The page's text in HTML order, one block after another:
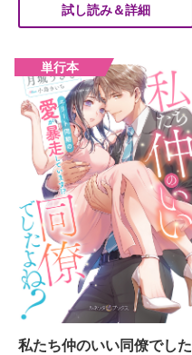
試し読み＆詳細
私たち仲のいい同僚でした